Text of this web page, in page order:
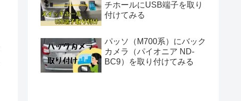
チホールにUSB端子を取り
付けてみる
パッソ（M700系）にバック
カメラ（パイオニア ND-
BC9）を取り付けてみる